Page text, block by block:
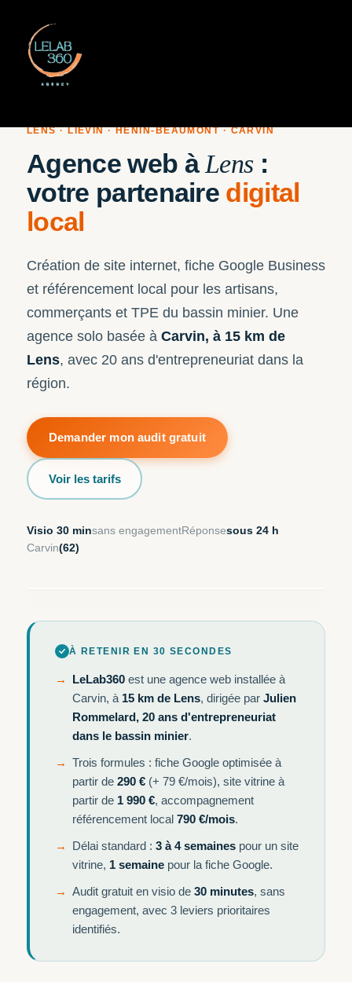
LENS · LIÉVIN · HÉNIN-BEAUMONT · CARVIN
Agence web à Lens :
votre partenaire digital
local
Création de site internet, fiche Google Business
et référencement local pour les artisans,
commerçants et TPE du bassin minier. Une
agence solo basée à Carvin, à 15 km de
Lens, avec 20 ans d'entrepreneuriat dans la
région.
Demander mon audit gratuit
Voir les tarifs
Visio 30 minsans engagementRéponsesous 24 h
Carvin(62)
À RETENIR EN 30 SECONDES
LeLab360 est une agence web installée à
Carvin, à 15 km de Lens, dirigée par Julien
Rommelard, 20 ans d'entrepreneuriat
dans le bassin minier.
Trois formules : fiche Google optimisée à
partir de 290 € (+ 79 €/mois), site vitrine à
partir de 1 990 €, accompagnement
référencement local 790 €/mois.
Délai standard : 3 à 4 semaines pour un site
vitrine, 1 semaine pour la fiche Google.
Audit gratuit en visio de 30 minutes, sans
engagement, avec 3 leviers prioritaires
identifiés.